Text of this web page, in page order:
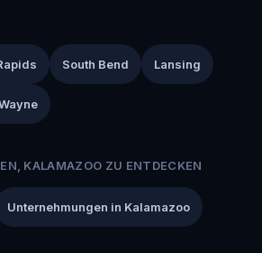
South Bend Lansing
KALAMAZOO ZU ENTDECKEN
Unternehmungen in Kalamazoo